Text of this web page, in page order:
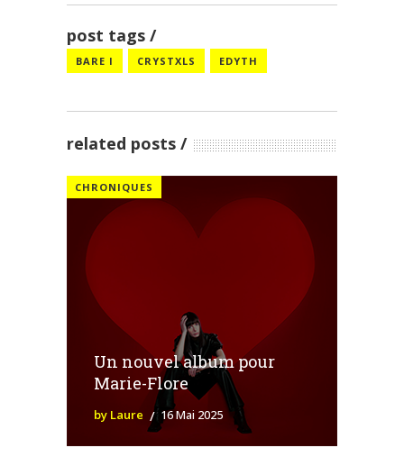
post tags
BARE I CRYSTXLS EDYTH
related posts
CHRONIQUES
Un nouvel album pour
Marie-Flore
by Laure 16 Mai 2025